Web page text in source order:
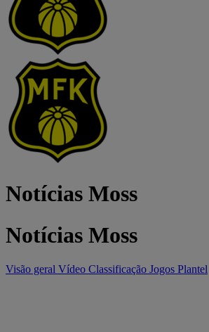
Notícias Moss
Notícias Moss
Visão geral Vídeo Classificação Jogos Plantel